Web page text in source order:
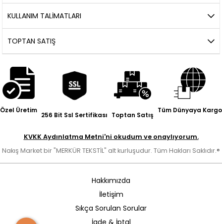
KULLANIM TALIMATLARI
TOPTAN SATIŞ
Özel Üretim
256 Bit Ssl Sertifikası Toptan Satış
Tüm Dünyaya Kargo
KVKK Aydınlatma Metni'ni okudum ve onaylıyorum.
Nakış Market bir "MERKÜR TEKSTİL" alt kurluşudur. Tüm Hakları Saklıdır.®
Hakkımızda
İletişim
Sıkça Sorulan Sorular
İade & İptal